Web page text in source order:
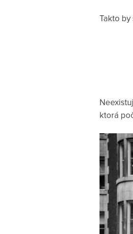
Takto
ktorá